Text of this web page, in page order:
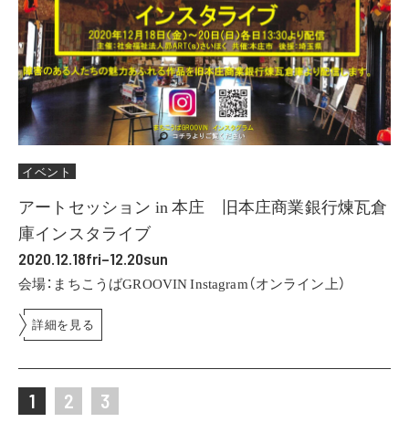
イベント
アートセッション in 本庄 旧本庄商業銀行煉瓦倉
庫インスタライブ
2020.12.18fri–12.20sun
会場：まちこうばGROOVIN Instagram（オンライン上）
詳細を見る
1 2 3